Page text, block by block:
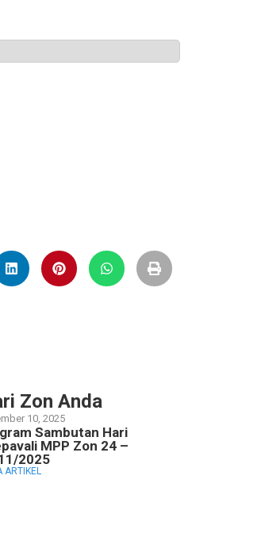
Zon Anda
10, 2025
Sambutan Hari
MPP Zon 24 –
2025
ARTIKEL